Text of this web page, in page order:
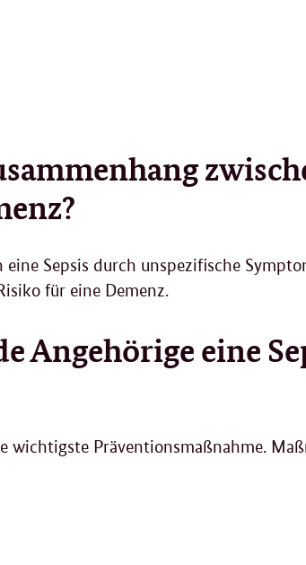
Sepsis durch unspezifische
für eine Demenz.
Angehörige eine
wichtigste Präventionsmaßnahme.